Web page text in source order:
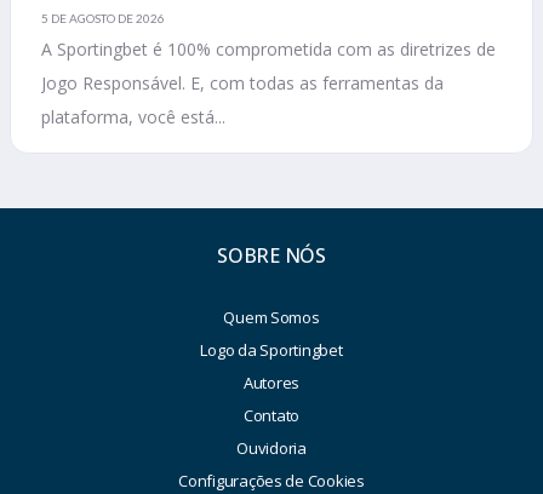
5 DE AGOSTO DE 2026
A Sportingbet é 100% comprometida com as diretrizes de
Jogo Responsável. E, com todas as ferramentas da
plataforma, você está...
SOBRE NÓS
Quem Somos
Logo da Sportingbet
Autores
Contato
Ouvidoria
Configurações de Cookies